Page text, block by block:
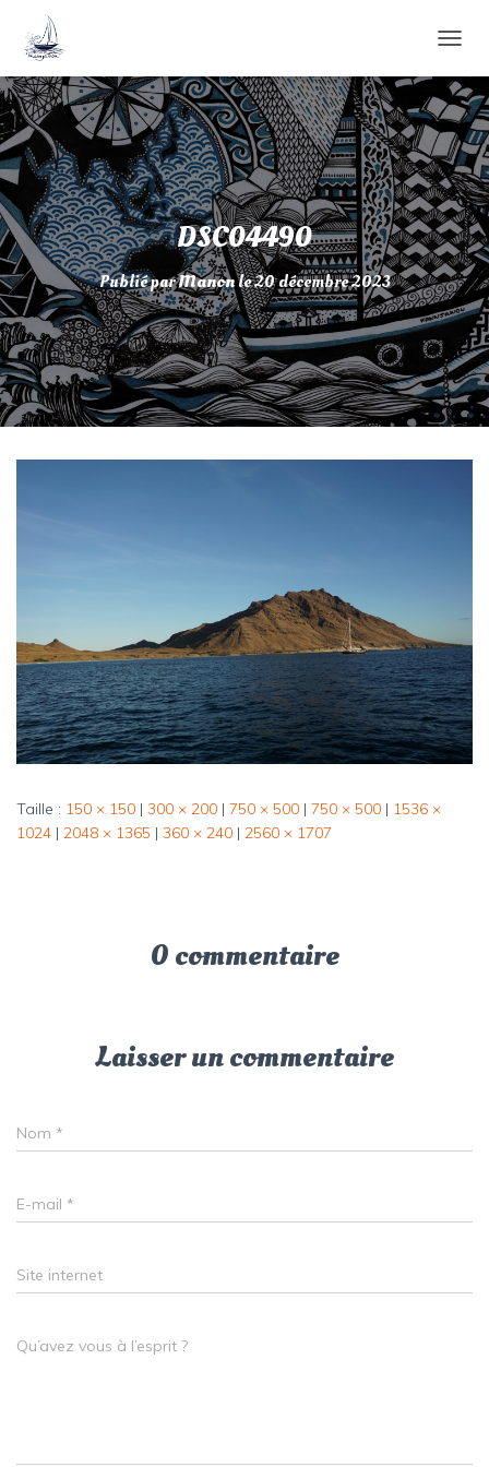
É
P
L
I
E
R
L
A
N
A
V
I
G
T
I
O
N
DSC04490
Publié parManonle20 décembre 2023
Taille : 150 × 150 | 300 × 200 | 750 × 500 | 750 × 500 | 1536 ×
1024 | 2048 × 1365 | 360 × 240 | 2560 × 1707
0 commentaire
Laisser un commentaire
Nom *
E-mail *
Site internet
Qu’avez vous à l’esprit ?